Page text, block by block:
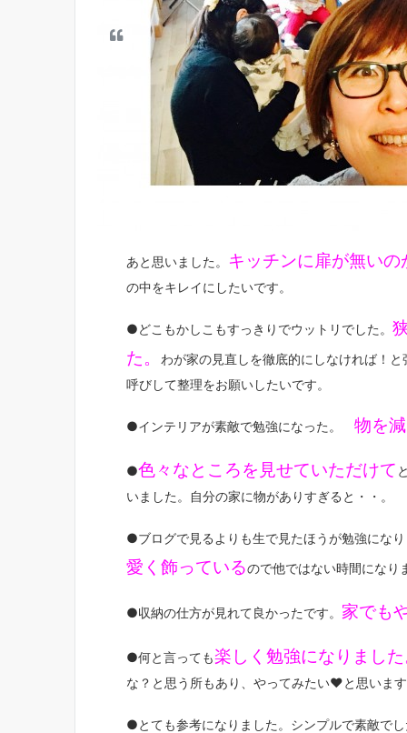
あと思いました。 キッチンに扉が無い
の中をキレイにしたいです。
●どこもかしこもすっきりでウットリでした。
た。
わが家の見直しを徹底的にしなければ！
呼びして整理をお願いしたいです。
●インテリアが素敵で勉強になった。 物を
●色々なところを見せていただけて
いました。自分の家に物がありすぎると・・。
●ブログで見るよりも生で見たほうが勉強にな
愛く飾っているので他ではない時間になり
●収納の仕方が見れて良かったです。 家でも
●何と言っても楽しく勉強になりまし
な？と思う所もあり、やってみたい♥と思いま
●とても参考になりました。シンプルで素敵で